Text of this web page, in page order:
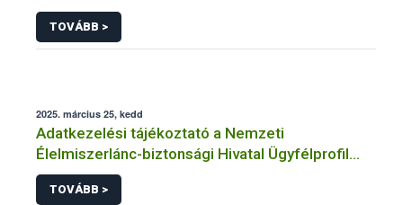
Unióban
TOVÁBB >
2025. március 25, kedd
Adatkezelési tájékoztató a Nemzeti
Élelmiszerlánc-biztonsági Hivatal Ügyfélprofil
Rendszerben kistermelői tevékenység
témakörben intézhető közhatalmi eljárásaihoz
TOVÁBB >